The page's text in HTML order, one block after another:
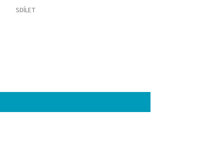
SDÍLET